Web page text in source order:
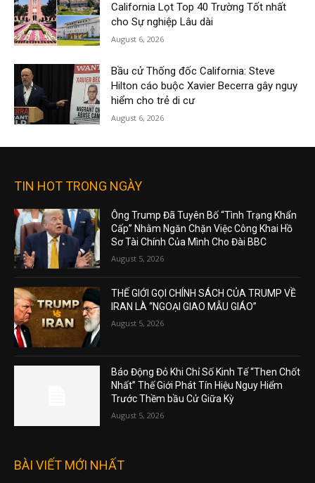
California Lọt Top 40 Trường Tốt nhất
cho Sự nghiệp Lâu dài
August 6, 2026
Bầu cử Thống đốc California: Steve
Hilton cáo buộc Xavier Becerra gây nguy
hiểm cho trẻ di cư
August 6, 2026
TIN HOT TRONG NGÀY
Ông Trump Đã Tuyên Bố “Tình Trạng Khẩn
Cấp” Nhằm Ngăn Chặn Việc Công Khai Hồ
Sơ Tài Chính Của Mình Cho Đài BBC
August 5, 2026
THẾ GIỚI GỌI CHÍNH SÁCH CỦA TRUMP VỀ
IRAN LÀ “NGOẠI GIAO MẪU GIÁO”
August 5, 2026
Báo Động Đỏ Khi Chỉ Số Kinh Tế “Then Chốt
Nhất” Thế Giới Phát Tín Hiệu Nguy Hiểm
Trước Thềm bầu Cử Giữa Kỳ
August 5, 2026
BÀI VIẾT MỚI NHẤT